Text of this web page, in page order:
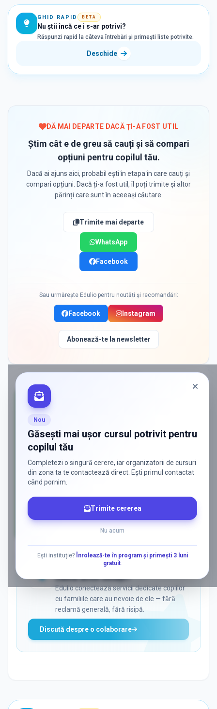
GHID RAPID BETA
Nu știi încă ce i s-ar potrivi?
Răspunzi rapid la câteva întrebări și primești liste potrivite.
Deschide
DĂ MAI DEPARTE DACĂ ȚI-A FOST UTIL
Știm cât e de greu să cauți și să compari
opțiuni pentru copilul tău.
Dacă ai ajuns aici, probabil ești în etapa în care cauți și
compari opțiuni. Dacă ți-a fost util, îl poți trimite și altor
părinți care sunt în aceeași căutare.
Trimite mai departe
WhatsApp
Facebook
Sau urmărește Edulio pentru noutăți și recomandări:
Facebook Instagram
Abonează-te la newsletter
Nou
Găsești mai ușor cursul potrivit pentru
copilul tău
Completezi o singură cerere, iar organizatorii de cursuri
din zona ta te contactează direct. Ești primul contactat
când pornim.
Trimite cererea
Nu acum
Ești instituție?
Înrolează-te în program și primești 3 luni
gratuit.
Vrei să ajungi la părinții care
caută activ soluții?
Edulio conectează servicii dedicate copiilor
cu familiile care au nevoie de ele — fără
reclamă generală, fără risipă.
Discută despre o colaborare